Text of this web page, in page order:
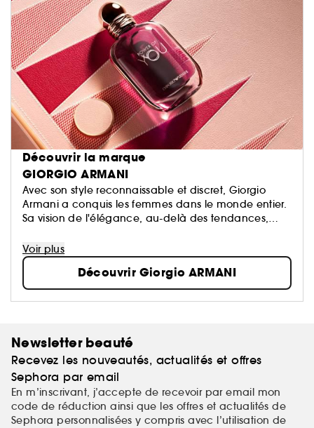
Découvrir la marque
GIORGIO ARMANI
Avec son style reconnaissable et discret, Giorgio
Armani a conquis les femmes dans le monde entier.
Sa vision de l'élégance, au-delà des tendances,
De plus, Giorgio Armani s'engage pour un avenir
plus durable grâce à l’utilisation d’ingrédients issus
de filières responsables et au soutien apporté à des
programmes de préservation des forêts.
Voir plus
Découvrir Giorgio ARMANI
Newsletter beauté
Recevez les nouveautés, actualités et offres
Sephora par email
En m’inscrivant, j’accepte de recevoir par email mon
code de réduction ainsi que les offres et actualités de
Sephora personnalisées y compris avec l’utilisation de